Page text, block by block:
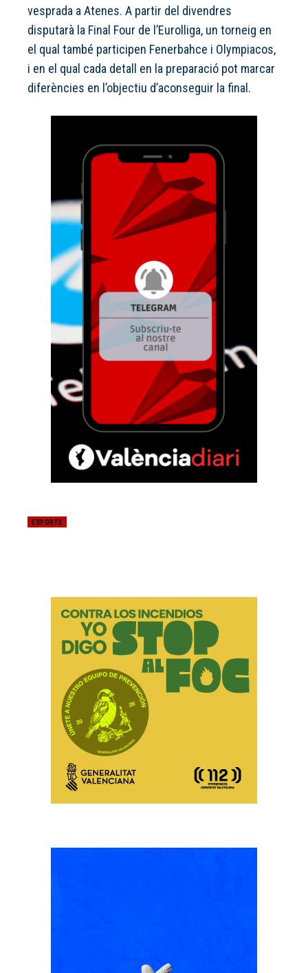
vesprada a Atenes. A partir del divendres
disputarà la Final Four de l’Eurolliga, un torneig en
el qual també participen Fenerbahce i Olympiacos,
i en el qual cada detall en la preparació pot marcar
diferències en l’objectiu d’aconseguir la final.
ESPORTS